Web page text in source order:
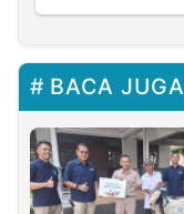
BACA JUGA